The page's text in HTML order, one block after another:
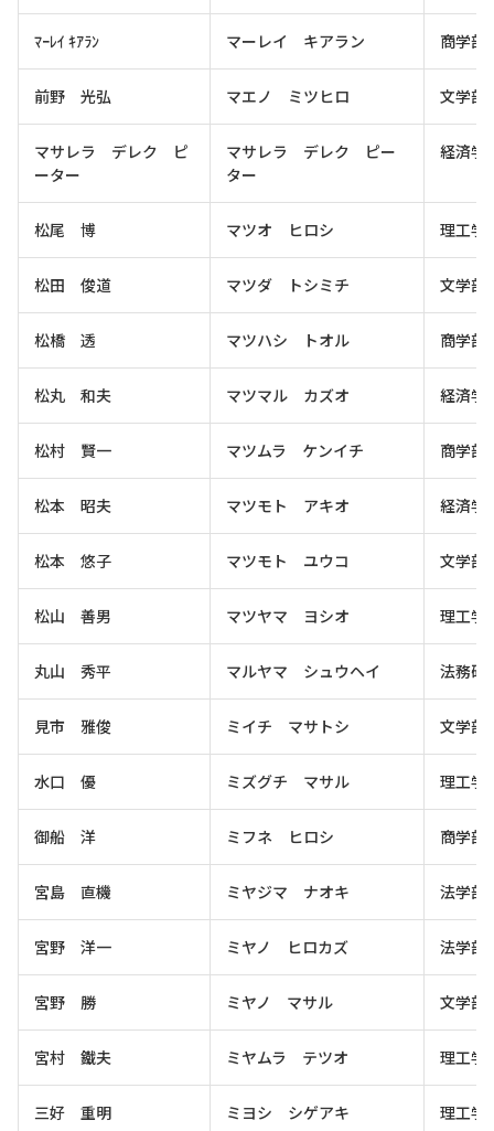
ﾏｰﾚｲ ｷｱﾗﾝ マーレイ キアラン 商学部
前野 光弘 マエノ ミツヒロ 文学部
マサレラ デレク ピ
ーター
マサレラ デレク ピー
ター
経済学
松尾 博 マツオ ヒロシ 理工学
松田 俊道 マツダ トシミチ 文学部
松橋 透 マツハシ トオル 商学部
松丸 和夫 マツマル カズオ 経済学
松村 賢一 マツムラ ケンイチ 商学部
松本 昭夫 マツモト アキオ 経済学
松本 悠子 マツモト ユウコ 文学部
松山 善男 マツヤマ ヨシオ 理工学
丸山 秀平 マルヤマ シュウヘイ 法務研
見市 雅俊 ミイチ マサトシ 文学部
水口 優 ミズグチ マサル 理工学
御船 洋 ミフネ ヒロシ 商学部
宮島 直機 ミヤジマ ナオキ 法学部
宮野 洋一 ミヤノ ヒロカズ 法学部
宮野 勝 ミヤノ マサル 文学部
宮村 鐵夫 ミヤムラ テツオ 理工学
三好 重明 ミヨシ シゲアキ 理工学